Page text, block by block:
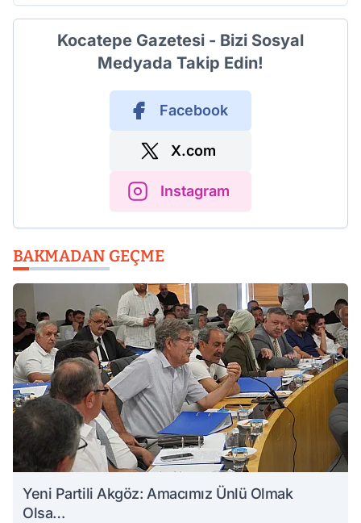
Kocatepe Gazetesi - Bizi Sosyal
Medyada Takip Edin!
Facebook
X.com
Instagram
BAKMADAN GEÇME
Yeni Partili Akgöz: Amacımız Ünlü Olmak
Olsa…